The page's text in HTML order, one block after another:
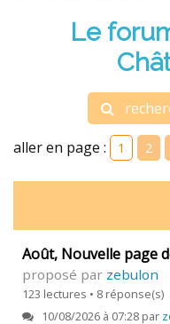
Le
aller en page :
1 2
Août, Nouvelle page
proposé par zebulon
123 lectures • 8 réponse(s)
10/08/2026 à 07:28 par